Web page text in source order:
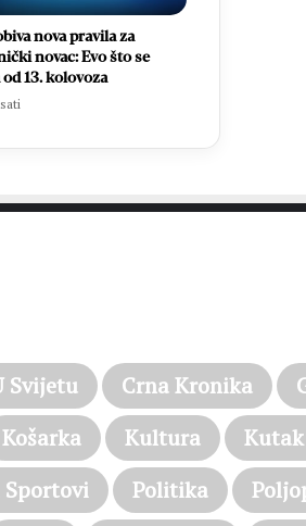
nova pravila za
novac: Evo što se
13. kolovoza
Svijetu Crna Kronika
Košarka Kultura
Politika